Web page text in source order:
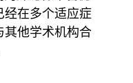
经在多个适应症
其他学术机构合